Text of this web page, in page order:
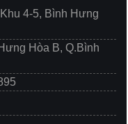
4-5, Bình Hưng
Hòa B, Q.Bình